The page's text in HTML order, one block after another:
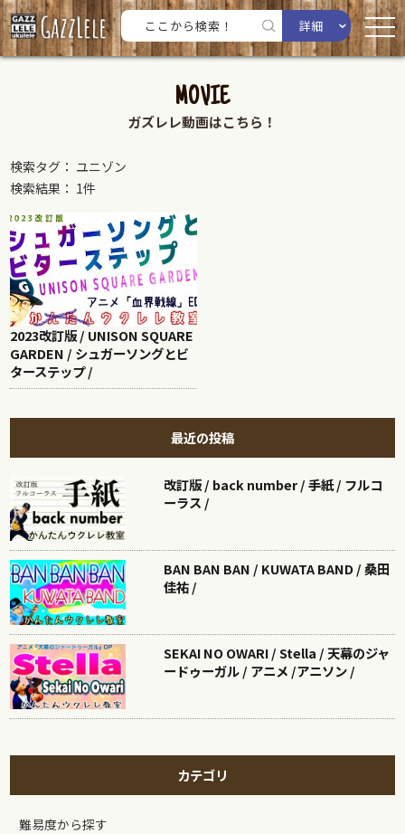
詳細
MOVIE
ガズレレ動画はこちら！
検索タグ： ユニゾン
検索結果： 1件
2023改訂版 / UNISON SQUARE
GARDEN / シュガーソングとビ
ターステップ /
最近の投稿
改訂版 / back number / 手紙 / フルコ
ーラス /
BAN BAN BAN / KUWATA BAND / 桑田
佳祐 /
SEKAI NO OWARI / Stella / 天幕のジャ
ードゥーガル / アニメ /アニソン /
カテゴリ
難易度から探す